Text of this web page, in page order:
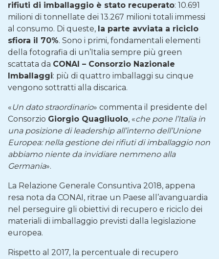
rifiuti di imballaggio è stato recuperato: 10.691
milioni di tonnellate dei 13.267 milioni totali immessi
al consumo. Di queste, la parte avviata a riciclo
sfiora il 70%. Sono i primi, fondamentali elementi
della fotografia di un’Italia sempre più green
scattata da CONAI – Consorzio Nazionale
Imballaggi: più di quattro imballaggi su cinque
vengono sottratti alla discarica.
«Un dato straordinario» commenta il presidente del
Consorzio Giorgio Quagliuolo, «che pone l’Italia in
una posizione di leadership all’interno dell’Unione
Europea: nella gestione dei rifiuti di imballaggio non
abbiamo niente da invidiare nemmeno alla
Germania».
La Relazione Generale Consuntiva 2018, appena
resa nota da CONAI, ritrae un Paese all’avanguardia
nel perseguire gli obiettivi di recupero e riciclo dei
materiali di imballaggio previsti dalla legislazione
europea.
Rispetto al 2017, la percentuale di recupero